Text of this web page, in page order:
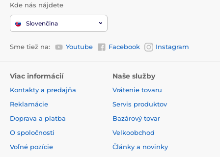
Kde nás nájdete
Slovenčina
Sme tiež na: Youtube Facebook Instagram
Viac informácií
Kontakty a predajňa
Reklamácie
Doprava a platba
O spoločnosti
Voľné pozície
Naše služby
Vrátenie tovaru
Servis produktov
Bazárový tovar
Velkoobchod
Články a novinky